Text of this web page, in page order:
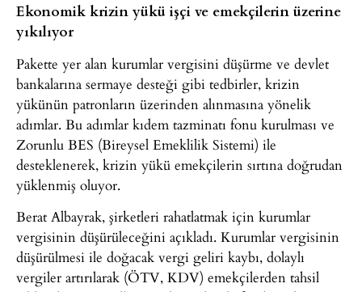
Ekonomik krizin yükü işçi ve emekçilerin üzerine
yıkılıyor
Pakette yer alan kurumlar vergisini düşürme ve devlet
bankalarına sermaye desteği gibi tedbirler, krizin
yükünün patronların üzerinden alınmasına yönelik
adımlar. Bu adımlar kıdem tazminatı fonu kurulması ve
Zorunlu BES (Bireysel Emeklilik Sistemi) ile
desteklenerek, krizin yükü emekçilerin sırtına doğrudan
yüklenmiş oluyor.
Berat Albayrak, şirketleri rahatlatmak için kurumlar
vergisinin düşürüleceğini açıkladı. Kurumlar vergisinin
düşürülmesi ile doğacak vergi geliri kaybı, dolaylı
vergiler artırılarak (ÖTV, KDV) emekçilerden tahsil